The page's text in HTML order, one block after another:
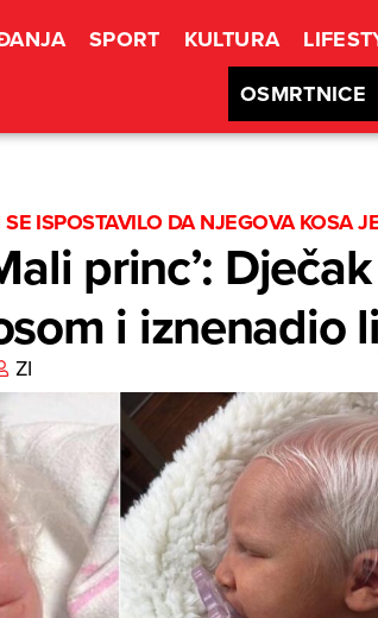
SPORT KULTURA
OSMRTNICE
ISPOSTAVILO DA NJEGOVA KOSA
princ’:
i iznenadio
ZI